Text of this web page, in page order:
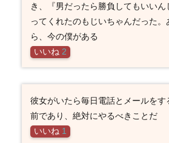
き、『男だったら勝負してもいい
ってくれたのもじいちゃんだった
ら、今の僕がある
いいね 2
彼女がいたら毎日電話とメールをす
前であり、絶対にやるべきことだ
いいね 1